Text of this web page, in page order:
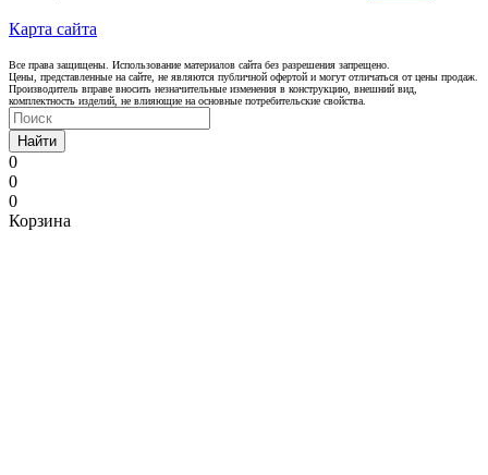
Карта сайта
Все права защищены. Использование материалов сайта без разрешения запрещено.
Цены, представленные на сайте, не являются публичной офертой и могут отличаться от цены продаж.
Производитель вправе вносить незначительные изменения в конструкцию, внешний вид,
комплектность изделий, не влияющие на основные потребительские свойства.
Найти
0
0
0
Корзина